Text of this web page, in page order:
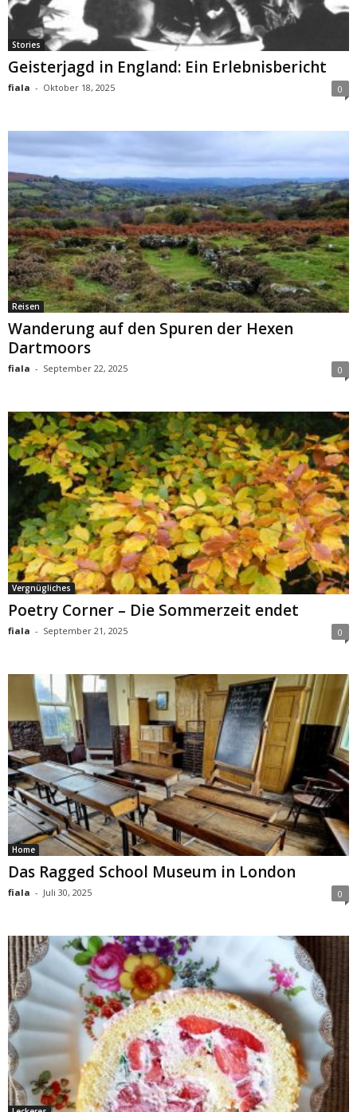
Stories
Geisterjagd in England: Ein Erlebnisbericht
fiala - Oktober 18, 2025 0
Reisen
Wanderung auf den Spuren der Hexen
Dartmoors
fiala - September 22, 2025 0
Vergnügliches
Poetry Corner – Die Sommerzeit endet
fiala - September 21, 2025 0
Home
Das Ragged School Museum in London
fiala - Juli 30, 2025 0